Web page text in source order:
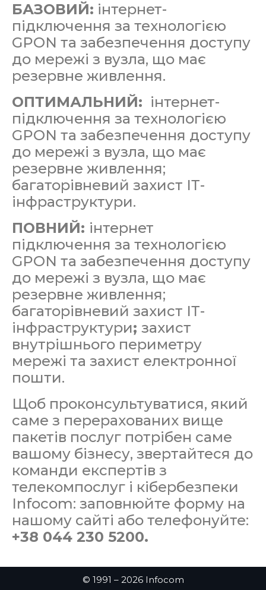
БАЗОВИЙ: інтернет-
підключення за технологією
GPON та забезпечення доступу
до мережі з вузла, що має
резервне живлення.
ОПТИМАЛЬНИЙ: інтернет-
підключення за технологією
GPON та забезпечення доступу
до мережі з вузла, що має
резервне живлення;
багаторівневий захист ІТ-
інфраструктури.
ПОВНИЙ: інтернет
підключення за технологією
GPON та забезпечення доступу
до мережі з вузла, що має
резервне живлення;
багаторівневий захист ІТ-
інфраструктури; захист
внутрішнього периметру
мережі та захист електронної
пошти.
Щоб проконсультуватися, який
саме з перерахованих вище
пакетів послуг потрібен саме
вашому бізнесу, звертайтеся до
команди експертів з
телекомпослуг і кібербезпеки
Infocom: заповнюйте форму на
нашому сайті або телефонуйте:
+38 044 230 5200.
© 1991 – 2026 Infocom